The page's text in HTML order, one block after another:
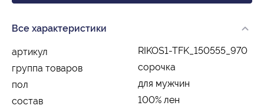
Все характеристики
артикул
RIKOS1-TFK_150555_970
группа товаров
сорочка
пол
для мужчин
состав
100% лен